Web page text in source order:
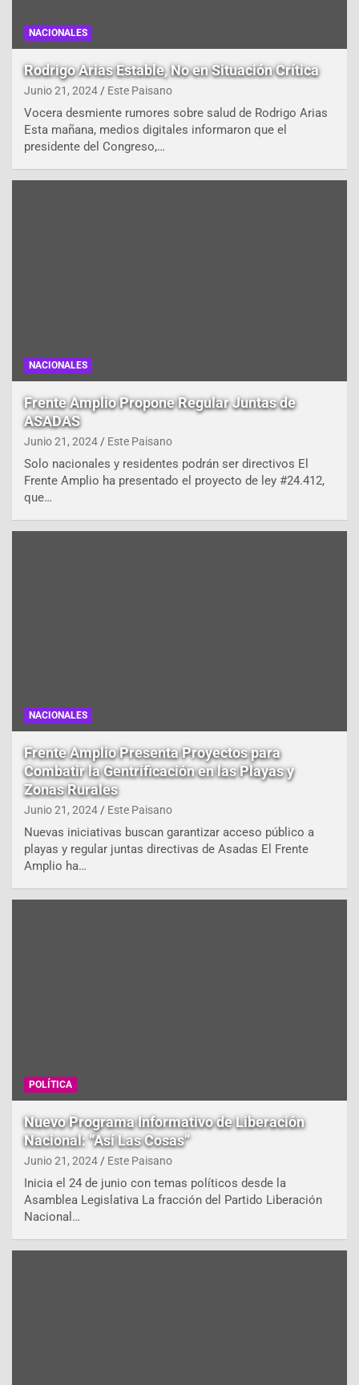
NACIONALES
Rodrigo Arias Estable, No en Situación Crítica
Junio 21, 2024 Este Paisano
Vocera desmiente rumores sobre salud de Rodrigo Arias
Esta mañana, medios digitales informaron que el
presidente del Congreso,…
NACIONALES
Frente Amplio Propone Regular Juntas de
ASADAS
Junio 21, 2024 Este Paisano
Solo nacionales y residentes podrán ser directivos El
Frente Amplio ha presentado el proyecto de ley #24.412,
que…
NACIONALES
Frente Amplio Presenta Proyectos para
Combatir la Gentrificación en las Playas y
Zonas Rurales
Junio 21, 2024 Este Paisano
Nuevas iniciativas buscan garantizar acceso público a
playas y regular juntas directivas de Asadas El Frente
Amplio ha…
POLÍTICA
Nuevo Programa Informativo de Liberación
Nacional: “Así Las Cosas”
Junio 21, 2024 Este Paisano
Inicia el 24 de junio con temas políticos desde la
Asamblea Legislativa La fracción del Partido Liberación
Nacional…